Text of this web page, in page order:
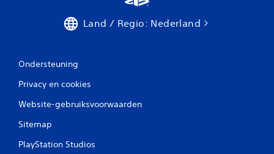
Land / Regio: Nederland
Ondersteuning
Privacy en cookies
Website-gebruiksvoorwaarden
Sitemap
PlayStation Studios